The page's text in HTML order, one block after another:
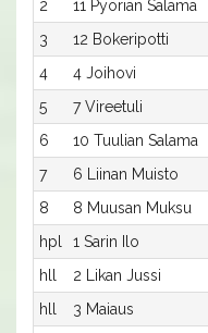
2
11 Pyöriän Salama
3
12 Bokeripotti
4
4 Joihovi
5
7 Vireetuli
6
10 Tuulian Salama
7
6 Liinan Muisto
8
8 Muusan Muksu
hpl
1 Sarin Ilo
hll
2 Likan Jussi
hll
3 Maiaus